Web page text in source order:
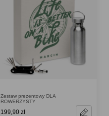
Zestaw prezentowy DLA
ROWERZYSTY
199,90 zł